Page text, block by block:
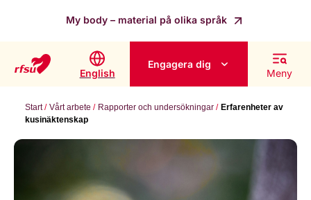
My body – material på olika språk
English
Engagera dig
Meny
Start Vårt arbete Rapporter och undersökningar
Erfarenheter av
kusinäktenskap